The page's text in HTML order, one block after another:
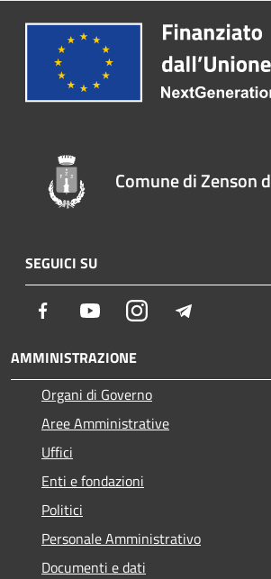
Comune di Zenson
SEGUICI SU
Facebook YoutubeInstagram
AMMINISTRAZIONE
Organi di Governo
Aree Amministrative
Uffici
Enti e fondazioni
Politici
Personale Amministrativo
Documenti e dati